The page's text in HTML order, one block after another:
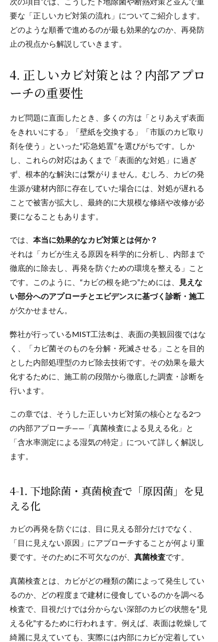
次の項目では、こうした下地除菌や断熱対策と並んで重
要な「正しいカビ対策の流れ」についてご紹介します。
どのような順番で進めるのが最も効果的なのか、再発防
止の視点から解説していきます。
4. 正しいカビ対策とは？内部アプロ
ーチの重要性
カビ問題に直面したとき、多くの方は「とりあえず表面
をきれいにする」「壁紙を交換する」「市販のカビ取り
剤を使う」といった“応急処置”を選びがちです。しか
し、これらの対応はあくまで「表面的な対処」に過ぎ
ず、根本的な解決には繋がりません。むしろ、カビの発
生源が建材内部に存在していた場合には、対処が遅れる
ことで被害が拡大し、最終的に大規模な修繕や改修が必
要になることもあります。
では、 本当に効果的なカビ対策とは何か？
それは「カビが生える原因を科学的に分析し、内部まで
徹底的に除去し、再発を防ぐための環境を整える」こと
です。このように、“カビの根を絶つ”ためには、
見えな
い部分へのアプローチとエビデンスに基づく診断・施工
が欠かせません。
弊社が行っているMIST工法®は、表面の美観回復ではな
く、「カビ菌そのものを分解・死滅させる」ことを目的
とした内部処理型のカビ除去技術です。その効果を最大
化するために、施工前の段階から徹底した調査・診断を
行います。
この章では、そうした正しいカビ対策の核心となる2つ
の内部アプローチ――「真菌検査による見える化」と
「含水率測定による湿気の特定」について詳しく解説し
ます。
4-1. 下地除菌・真菌検査で「原因菌」を見
える化
カビの再発を防ぐには、目に見える部分だけでなく、
「目に見えない原因」にアプローチすることが何より重
要です。そのために不可欠なのが、 真菌検査です。
真菌検査とは、カビがどの種類の菌によって発生してい
るのか、どの程度まで建材に侵食しているのかを調べる
検査で、目視だけでは分からない深部のカビの状態を“見
える化”するために行われます。例えば、表面は乾燥して
綺麗に見えていても、実際には内部にカビが定着してい